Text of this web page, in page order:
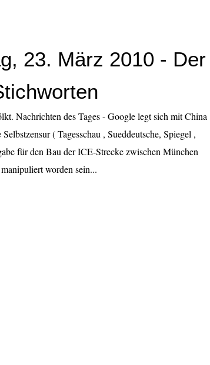
23. März 2010 - Der
Nachrichten des Tages - Google legt sich mit China
( Tagesschau , Sueddeutsche, Spiegel ,
für den Bau der ICE-Strecke zwischen München
worden sein...